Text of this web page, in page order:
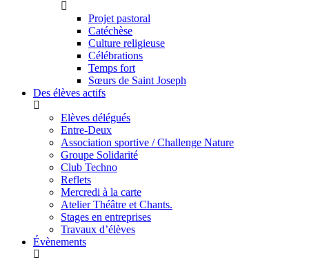
Projet pastoral
Catéchèse
Culture religieuse
Célébrations
Temps fort
Sœurs de Saint Joseph
Des élèves actifs
Elèves délégués
Entre-Deux
Association sportive / Challenge Nature
Groupe Solidarité
Club Techno
Reflets
Mercredi à la carte
Atelier Théâtre et Chants.
Stages en entreprises
Travaux d’élèves
Évènements